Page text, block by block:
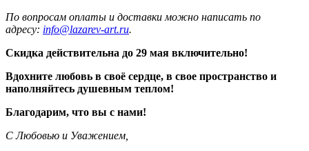
По вопросам оплаты и доставки можно написать по
адресу: info@lazarev-art.ru.
Скидка действительна до 29 мая включительно!
Вдохните любовь в своё сердце, в свое пространство и
наполняйтесь душевным теплом!
Благодарим, что вы с нами!
С Любовью и Уважением,